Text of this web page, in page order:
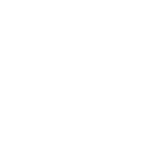
вы